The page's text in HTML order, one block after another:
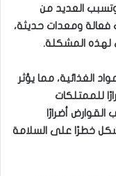
وتسبب العديد من
فعالة ومعدات حديثة،
لهذه المشكلة.
الغذائية، مما يؤثر
للممتلكات
أضرارًا
خطرًا على السلامة